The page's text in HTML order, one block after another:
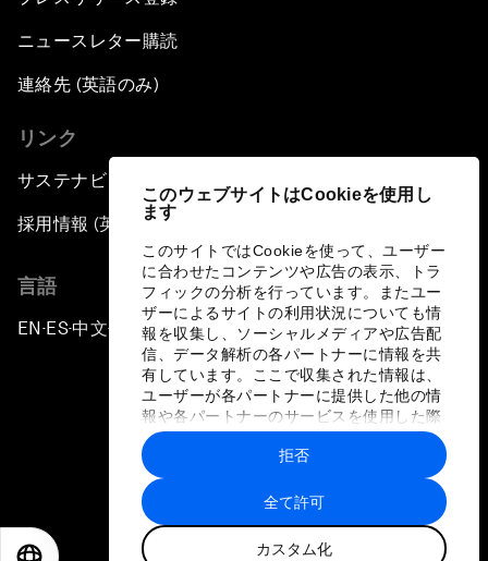
このウェブサイトはCookieを使用し
ます
このサイトではCookieを使って、ユーザー
に合わせたコンテンツや広告の表示、トラ
フィックの分析を行っています。またユー
ザーによるサイトの利用状況についても情
報を収集し、ソーシャルメディアや広告配
信、データ解析の各パートナーに情報を共
有しています。ここで収集された情報は、
ユーザーが各パートナーに提供した他の情
報や各パートナーのサービスを使用した際
に収集された情報と組み合わされ、各パー
トナーによって使用されることがありま
す。
全て許可
カスタム化
拒否
ニュースレター購読
連絡先 (英語のみ)
リンク
サステナビリティへの取り組み
採用情報 (英語のみ)
言語
EN ▪ES▪中文▪ 日本語
プライバシーポリシーと利用規約
サイトマップ
©
世界経済フォーラム